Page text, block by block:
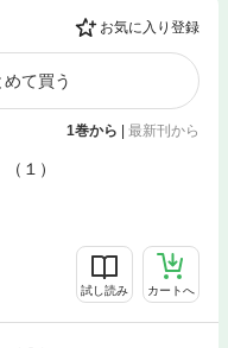
お気に入り登録
て買う
1巻から | 最新刊から
１）
試し読み カートへ